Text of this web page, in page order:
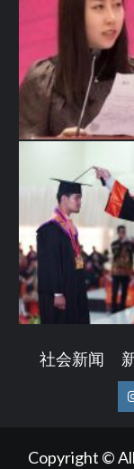
社会新闻
Copyright ©